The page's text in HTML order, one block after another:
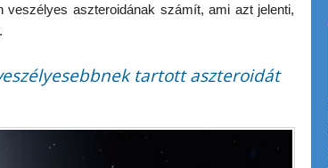
veszélyes aszteroidának számít, ami azt jelenti,
tartott aszteroidát